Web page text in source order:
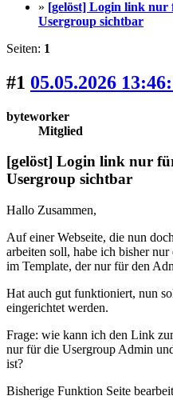
» [gelöst] Login link
Usergroup sichtbar
Seiten: 1
#1 05.05.2026
byteworker
Mitglied
[gelöst] Login link nur
Usergroup sichtbar
Hallo Zusammen,
Auf einer Webseite, die nun
arbeiten soll, habe ich bisher
im Template, der nur für den
Hat auch gut funktioniert, nun
eingerichtet werden.
Frage: wie kann ich den Link
nur für die Usergroup Admin
ist?
Bisherige Funktion Seite